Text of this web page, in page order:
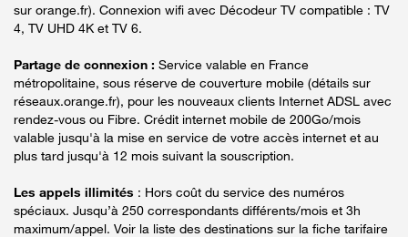
sur orange.fr). Connexion wifi avec Décodeur TV compatible : TV
4, TV UHD 4K et TV 6.
Partage de connexion : Service valable en France
métropolitaine, sous réserve de couverture mobile (détails sur
réseaux.orange.fr), pour les nouveaux clients Internet ADSL avec
rendez-vous ou Fibre. Crédit internet mobile de 200Go/mois
valable jusqu'à la mise en service de votre accès internet et au
plus tard jusqu'à 12 mois suivant la souscription.
Les appels illimités : Hors coût du service des numéros
spéciaux. Jusqu’à 250 correspondants différents/mois et 3h
maximum/appel. Voir la liste des destinations sur la fiche tarifaire